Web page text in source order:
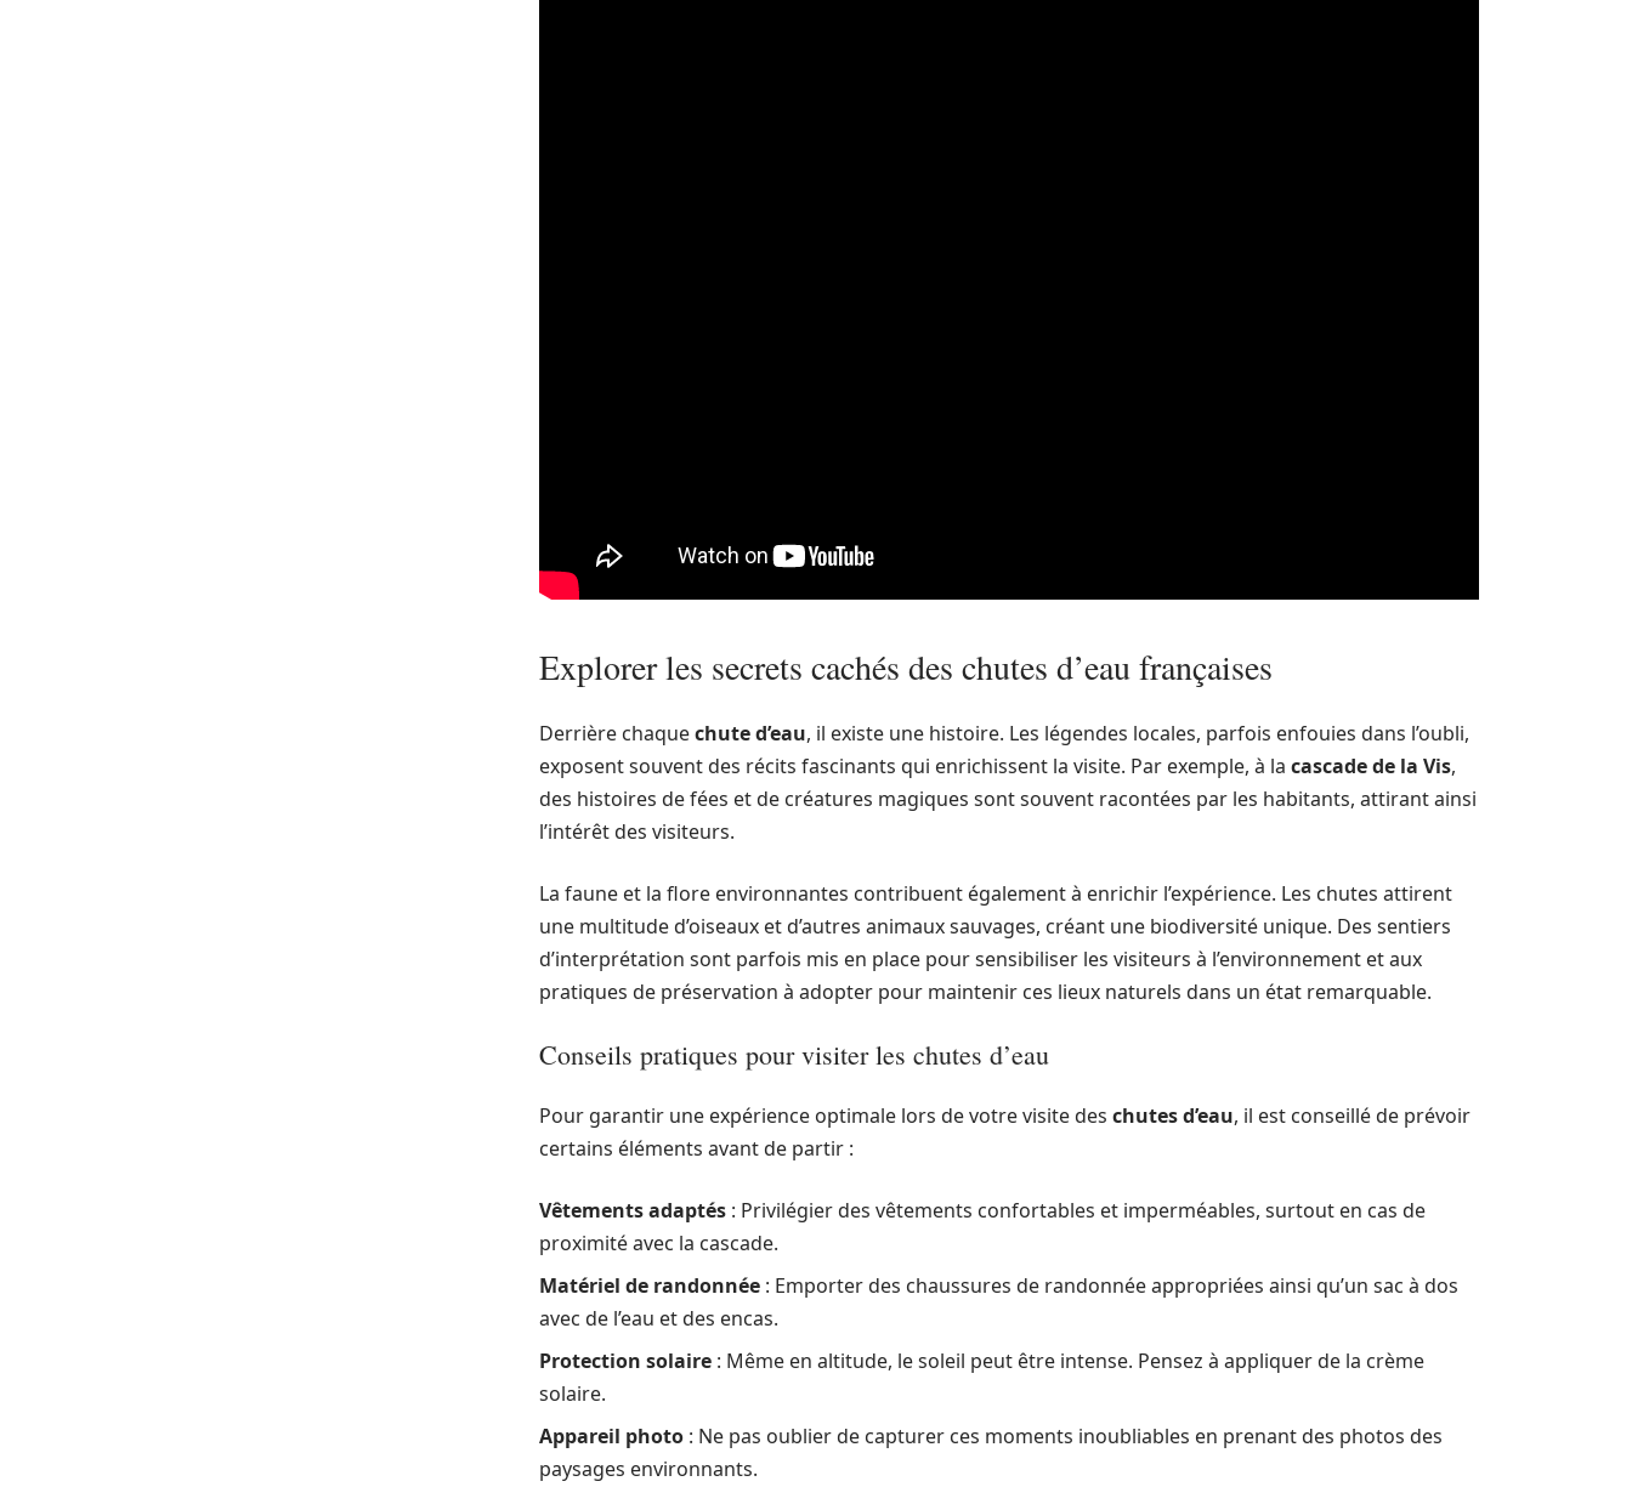
Explorer les secrets cachés des chutes d’eau françaises
Derrière chaquechute d’eau, il existe une histoire. Les légendes locales, parfois enfouies dans l’oubli,
exposent souvent des récits fascinants qui enrichissent la visite. Par exemple, à la cascade de la Vis,
des histoires de fées et de créatures magiques sont souvent racontées par les habitants, attirant ainsi
l’intérêt des visiteurs.
La faune et la flore environnantes contribuent également à enrichir l’expérience. Les chutes attirent
une multitude d’oiseaux et d’autres animaux sauvages, créant une biodiversité unique. Des sentiers
d’interprétation sont parfois mis en place pour sensibiliser les visiteurs à l’environnement et aux
pratiques de préservation à adopter pour maintenir ces lieux naturels dans un état remarquable.
Conseils pratiques pour visiter les chutes d’eau
Pour garantir une expérience optimale lors de votre visite des chutes d’eau, il est conseillé de prévoir
certains éléments avant de partir :
Vêtements adaptés : Privilégier des vêtements confortables et imperméables, surtout en cas de
proximité avec la cascade.
Matériel de randonnée : Emporter des chaussures de randonnée appropriées ainsi qu’un sac à dos
avec de l’eau et des encas.
Protection solaire : Même en altitude, le soleil peut être intense. Pensez à appliquer de la crème
solaire.
Appareil photo : Ne pas oublier de capturer ces moments inoubliables en prenant des photos des
paysages environnants.